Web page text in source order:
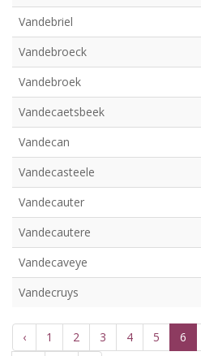
Vandebriel
Vandebroeck
Vandebroek
Vandecaetsbeek
Vandecan
Vandecasteele
Vandecauter
Vandecautere
Vandecaveye
Vandecruys
‹ 1 2 3 4 5 6